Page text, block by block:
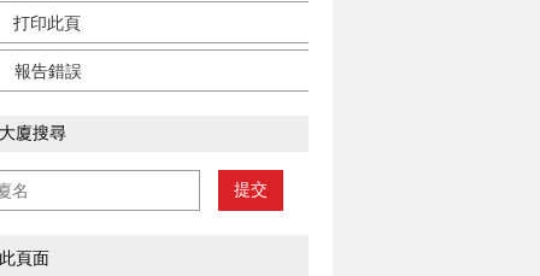
打印此頁
報告錯誤
廈搜尋
提交
頁面